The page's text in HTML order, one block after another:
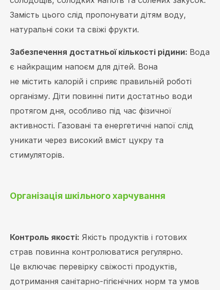
Замість цього слід пропонувати дітям воду,
натуральні соки та свіжі фрукти.
Забезпечення достатньої кількості рідини: Вода
є найкращим напоєм для дітей. Вона
не містить калорій і сприяє правильній роботі
організму. Діти повинні пити достатньо води
протягом дня, особливо під час фізичної
активності. Газовані та енергетичні напої слід
уникати через високий вміст цукру та
стимуляторів.
Організація шкільного харчування
Контроль якості: Якість продуктів і готових
страв повинна контролюватися регулярно.
Це включає перевірку свіжості продуктів,
дотримання санітарно-гігієнічних норм та умов